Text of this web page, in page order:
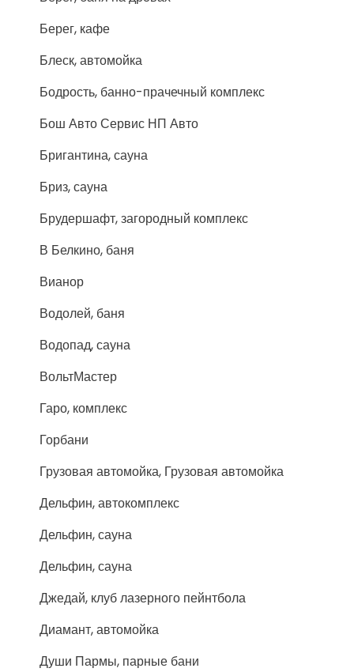
Берег, кафе
Блеск, автомойка
Бодрость, банно-прачечный комплекс
Бош Авто Сервис НП Авто
Бригантина, сауна
Бриз, сауна
Брудершафт, загородный комплекс
В Белкино, баня
Вианор
Водолей, баня
Водопад, сауна
ВольтМастер
Гаро, комплекс
Горбани
Грузовая автомойка, Грузовая автомойка
Дельфин, автокомплекс
Дельфин, сауна
Дельфин, сауна
Джедай, клуб лазерного пейнтбола
Диамант, автомойка
Души Пармы, парные бани